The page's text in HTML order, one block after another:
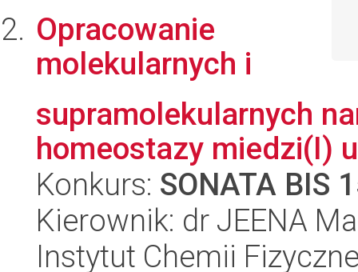
Opracowanie
molekularnych i
supramolekularnych
homeostazy miedzi(I)
Konkurs: SONATA BIS
Kierownik: dr JEENA
Instytut Chemii